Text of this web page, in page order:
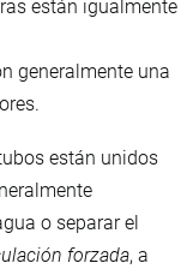
están igualmente
generalmente una
están unidos
o separar el
forzada, a